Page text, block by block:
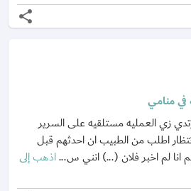
share
في منامي
زي العمليه مستلقيه على السرير
اطلب من الطبيب ان احدثهم قبل
انا لم اخبر فلان (...) انني س...اذهب إلى